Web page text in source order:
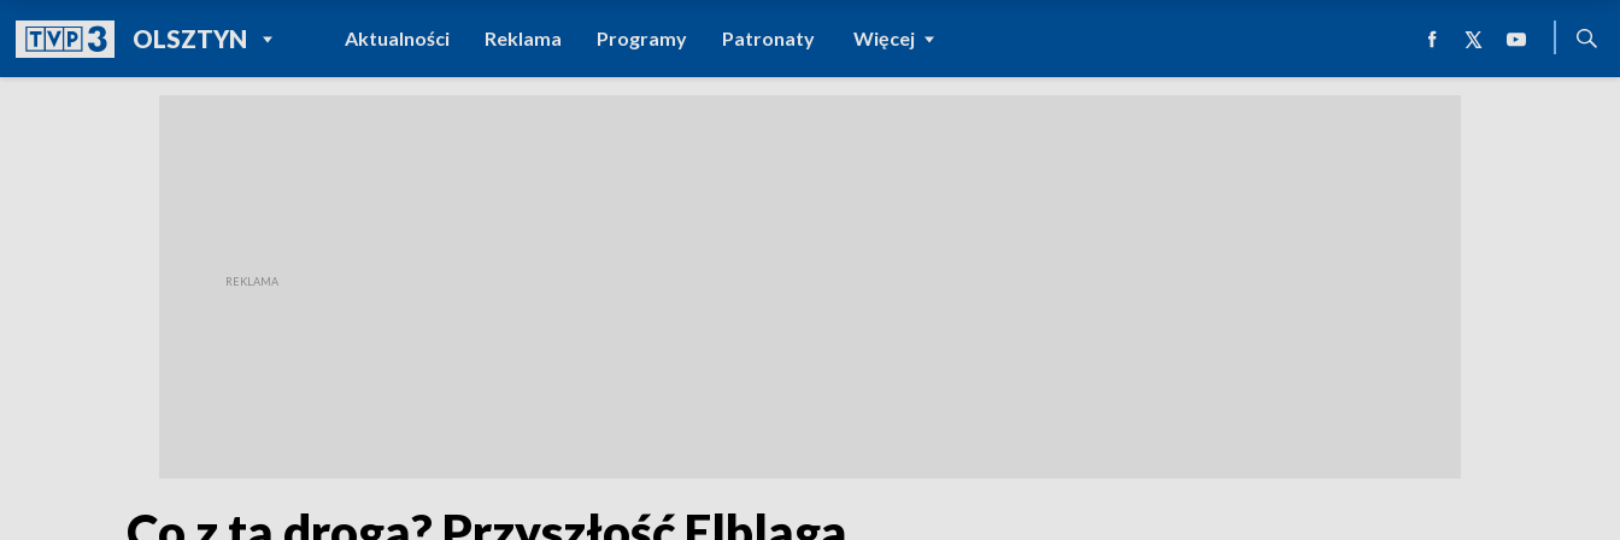
OLSZTYNPOWRÓT DO
TVP REGIONY
Aktualności Reklama Programy Patronaty Więcej